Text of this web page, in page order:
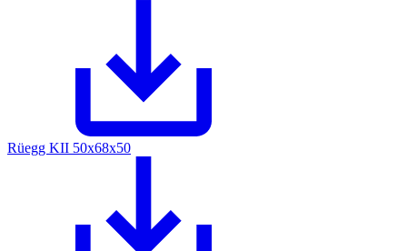
Rüegg KII 50x68x50